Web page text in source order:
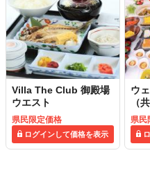
Villa The Club 御殿場
ウエスト
県民限定価格
ログインして価格を表示
ウ
（
県民